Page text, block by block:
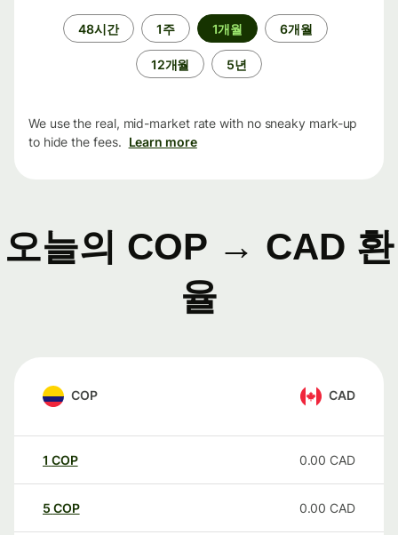
48시간 1주 1개월 6개월
12개월 5년
We use the real, mid-market rate with no sneaky mark-up
to hide the fees. Learn more
오늘의 COP → CAD 환
율
COP CAD
1 COP 0.00 CAD
5 COP 0.00 CAD